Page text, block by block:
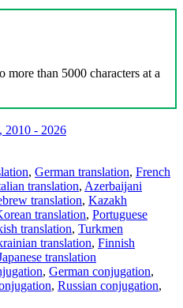
than 5000 characters at a
- 2026
, German translation, French
translation, Azerbaijani
translation, Kazakh
translation, Portuguese
translation, Turkmen
translation, Finnish
translation
, German conjugation,
, Russian conjugation,